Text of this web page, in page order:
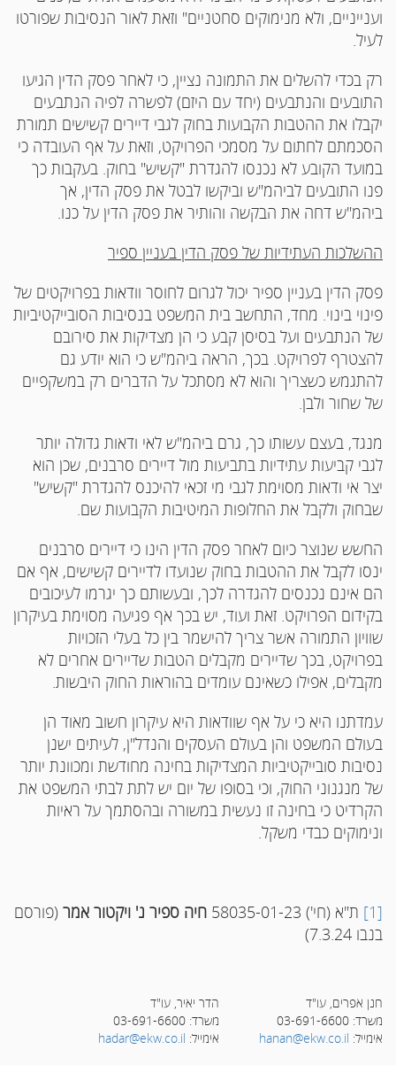
וענייניים, ולא מנימוקים סחטניים" וזאת לאור הנסיבות שפורטו
לעיל.
רק בכדי להשלים את התמונה נציין, כי לאחר פסק הדין הגיעו
התובעים והנתבעים (יחד עם היזם) לפשרה לפיה הנתבעים
יקבלו את ההטבות הקבועות בחוק לגבי דיירים קשישים תמורת
הסכמתם לחתום על מסמכי הפרויקט, וזאת על אף העובדה כי
במועד הקובע לא נכנסו להגדרת "קשיש" בחוק. בעקבות כך
פנו התובעים לביהמ"ש וביקשו לבטל את פסק הדין, אך
ביהמ"ש דחה את הבקשה והותיר את פסק הדין על כנו.
ההשלכות העתידיות של פסק הדין בעניין ספיר
פסק הדין בעניין ספיר יכול לגרום לחוסר וודאות בפרויקטים של
פינוי בינוי. מחד, התחשב בית המשפט בנסיבות הסובייקטיביות
של הנתבעים ועל בסיסן קבע כי הן מצדיקות את סירובם
להצטרף לפרויקט. בכך, הראה ביהמ"ש כי הוא יודע גם
להתגמש כשצריך והוא לא מסתכל על הדברים רק במשקפיים
של שחור ולבן.
מנגד, בעצם עשותו כך, גרם ביהמ"ש לאי ודאות גדולה יותר
לגבי קביעות עתידיות בתביעות מול דיירים סרבנים, שכן הוא
יצר אי ודאות מסוימת לגבי מי זכאי להיכנס להגדרת "קשיש"
שבחוק ולקבל את החלופות המיטיבות הקבועות שם.
החשש שנוצר כיום לאחר פסק הדין הינו כי דיירים סרבנים
ינסו לקבל את ההטבות בחוק שנועדו לדיירים קשישים, אף אם
הם אינם נכנסים להגדרה לכך, ובעשותם כך יגרמו לעיכובים
בקידום הפרויקט. זאת ועוד, יש בכך אף פגיעה מסוימת בעיקרון
שוויון התמורה אשר צריך להישמר בין כל בעלי הזכויות
בפרויקט, בכך שדיירים מקבלים הטבות שדיירים אחרים לא
מקבלים, אפילו כשאינם עומדים בהוראות החוק היבשות.
עמדתנו היא כי על אף שוודאות היא עיקרון חשוב מאוד הן
בעולם המשפט והן בעולם העסקים והנדל"ן, לעיתים ישנן
נסיבות סובייקטיביות המצדיקות בחינה מחודשת ומכוונת יותר
של מנגנוני החוק, וכי בסופו של יום יש לתת לבתי המשפט את
הקרדיט כי בחינה זו נעשית במשורה ובהסתמך על ראיות
ונימוקים כבדי משקל.
[1] ת"א (חי') 58035-01-23 חיה ספיר נ' ויקטור אמר (פורסם
בנבו 7.3.24)
חנן אפרים, עו"ד
הדר יאיר, עו"ד
משרד: 03-691-6600
משרד: 03-691-6600
אימייל: hanan@ekw.co.il אימייל: hadar@ekw.co.il